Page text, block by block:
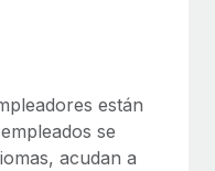
están
se
acudan a